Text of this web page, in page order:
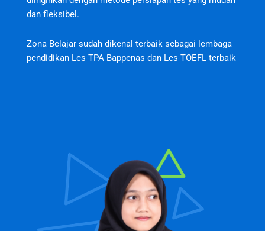
dan fleksibel.
Zona Belajar sudah dikenal terbaik sebagai lembaga
pendidikan Les TPA Bappenas dan Les TOEFL terbaik